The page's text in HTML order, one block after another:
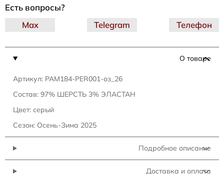
О товаре
Артикул: PAM184-PER001-оз_26
Состав: 97% ШЕРСТЬ 3% ЭЛАСТАН
Цвет: серый
Сезон: Осень-Зима 2025
Подробное описание
Доставка и оплата
Есть вопросы?
Telegram
Max Телефон